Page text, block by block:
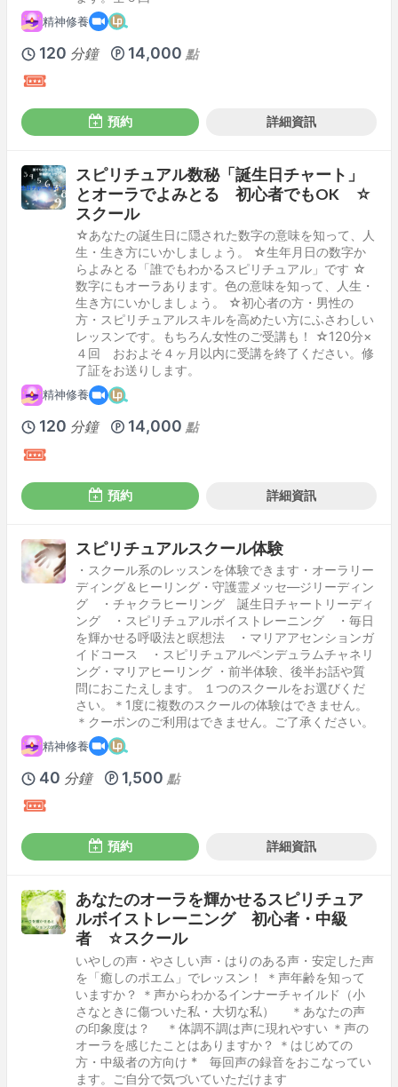
精神修養
120 分鐘 14,000 點
預約 詳細資訊
スピリチュアル数秘「誕生日チャート」
とオーラでよみとる 初心者でもOK ☆
スクール
☆あなたの誕生日に隠された数字の意味を知って、人
生・生き方にいかしましょう。 ☆生年月日の数字か
らよみとる「誰でもわかるスピリチュアル」です ☆
数字にもオーラあります。色の意味を知って、人生・
生き方にいかしましょう。 ☆初心者の方・男性の
方・スピリチュアルスキルを高めたい方にふさわしい
レッスンです。もちろん女性のご受講も！ ☆120分×
４回 おおよそ４ヶ月以内に受講を終了ください。修
了証をお送りします。
精神修養
120 分鐘 14,000 點
預約 詳細資訊
スピリチュアルスクール体験
・スクール系のレッスンを体験できます・オーラリー
ディング＆ヒーリング・守護霊メッセ―ジリーディン
グ ・チャクラヒーリング 誕生日チャートリーディ
ング ・スピリチュアルボイストレーニング ・毎日
を輝かせる呼吸法と瞑想法 ・マリアアセンションガ
イドコース ・スピリチュアルペンデュラムチャネリ
ング・マリアヒーリング ・前半体験、後半お話や質
問におこたえします。 １つのスクールをお選びくだ
さい。＊1度に複数のスクールの体験はできません。
＊クーポンのご利用はできません。ご了承ください。
精神修養
40 分鐘 1,500 點
預約 詳細資訊
あなたのオーラを輝かせるスピリチュア
ルボイストレーニング 初心者・中級
者 ☆スクール
いやしの声・やさしい声・はりのある声・安定した声
を「癒しのポエム」でレッスン！ ＊声年齢を知って
いますか？ ＊声からわかるインナーチャイルド（小
さなときに傷ついた私・大切な私） ＊あなたの声
の印象度は？ ＊体調不調は声に現れやすい ＊声の
オーラを感じたことはありますか？ ＊はじめての
方・中級者の方向け * 毎回声の録音をおこなってい
ます。ご自分で気づいていただけます